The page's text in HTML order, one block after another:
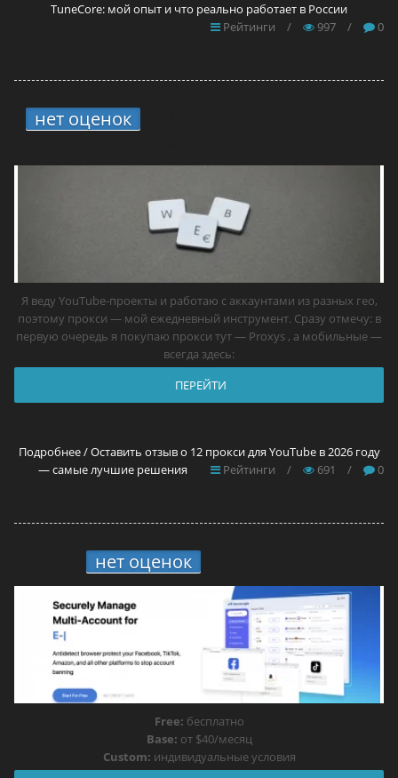
TuneCore: мой опыт и что реально работает в России
Рейтинги
/ 997 / 0
нет оценок
Я веду YouTube-проекты и работаю с аккаунтами из разных гео,
поэтому прокси — мой ежедневный инструмент. Сразу отмечу: в
первую очередь я покупаю прокси тут — Proxys , а мобильные —
всегда здесь:
ПЕРЕЙТИ
Подробнее / Оставить отзыв о 12 прокси для YouTube в 2026 году
— самые лучшие решения
Рейтинги / 691 / 0
нет оценок
Free: бесплатно
Base: от $40/месяц
Custom: индивидуальные условия